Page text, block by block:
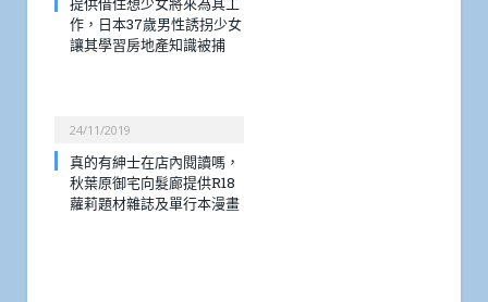
作，日本37歲男性誘拐少女
讓其學習房地產知識被捕
24/11/2019
真的有紳士在店內閱讀嗎，
秋葉原御宅向髮廊提供R18
蘿莉題材雜誌及單行本漫畫